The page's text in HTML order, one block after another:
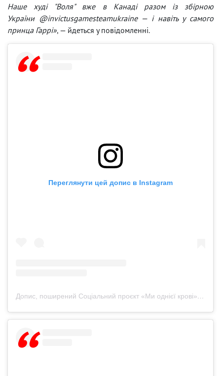
Наше худі "Воля" вже в Канаді разом із збірною
України @invictusgamesteamukraine — і навіть у самого
принца Гаррі», — йдеться у повідомленні.
Переглянути цей допис в Instagram
Допис, поширений Соціальний проєкт «Ми однієї крові» (@lifesavingmerch)